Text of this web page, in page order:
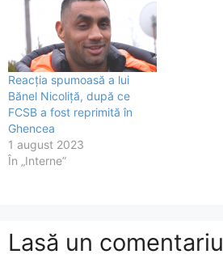
Reacția spumoasă a lui
Bănel Nicoliță, după ce
FCSB a fost reprimită în
Ghencea
1 august 2023
În „Interne”
Lasă un comentariu